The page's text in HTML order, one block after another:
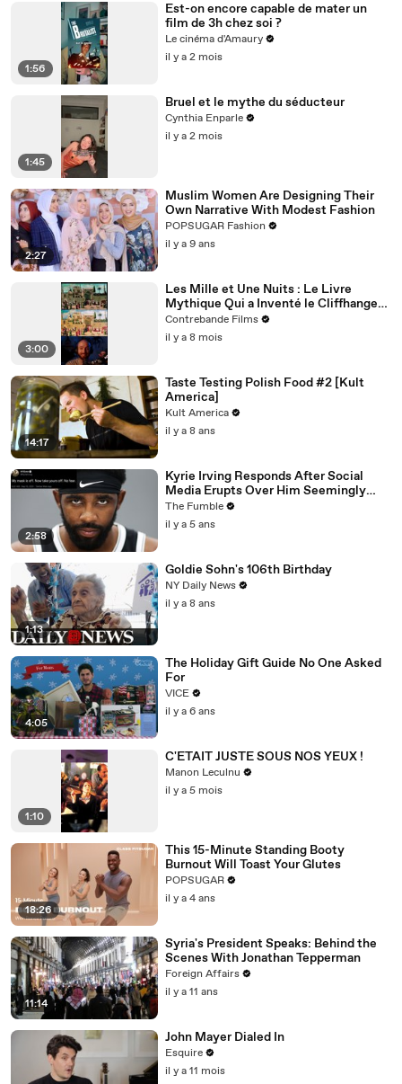
1:56
Est-on encore capable de mater un
film de 3h chez soi ?
Le cinéma d'Amaury
il y a 2 mois
1:45
Bruel et le mythe du séducteur
Cynthia Enparle
il y a 2 mois
2:27
Muslim Women Are Designing Their
Own Narrative With Modest Fashion
POPSUGAR Fashion
il y a 9 ans
3:00
Les Mille et Une Nuits : Le Livre
Mythique Qui a Inventé le Cliffhanger
et le Binge-Watching Avant Netflix
Contrebande Films
il y a 8 mois
14:17
Taste Testing Polish Food #2 [Kult
America]
Kult America
il y a 8 ans
2:58
Kyrie Irving Responds After Social
Media Erupts Over Him Seemingly
Coming Out As An Anti-Masker
The Fumble
il y a 5 ans
1:13
Goldie Sohn's 106th Birthday
NY Daily News
il y a 8 ans
4:05
The Holiday Gift Guide No One Asked
For
VICE
il y a 6 ans
1:10
C'ETAIT JUSTE SOUS NOS YEUX !
Manon Leculnu
il y a 5 mois
18:26
This 15-Minute Standing Booty
Burnout Will Toast Your Glutes
POPSUGAR
il y a 4 ans
11:14
Syria's President Speaks: Behind the
Scenes With Jonathan Tepperman
Foreign Affairs
il y a 11 ans
John Mayer Dialed In
Esquire
il y a 11 mois